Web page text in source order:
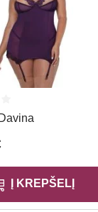
Į KREPŠELĮ